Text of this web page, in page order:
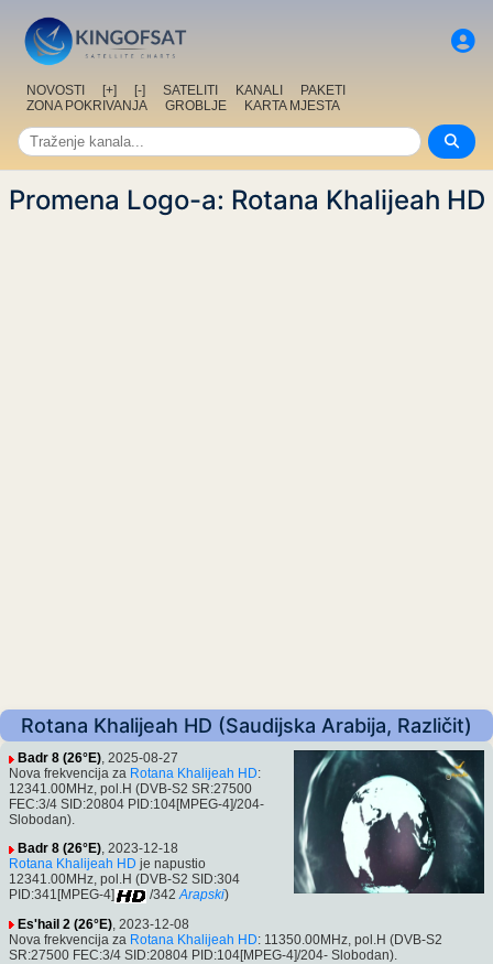
NOVOSTI [+] [-] SATELITI KANALI
PAKETI
ZONA POKRIVANJA
GROBLJE KARTA MJESTA
Promena Logo-a: Rotana Khalijeah HD
Rotana Khalijeah HD (Saudijska Arabija, Različit)
Badr 8 (26°E), 2025-08-27
Nova frekvencija za Rotana Khalijeah HD:
12341.00MHz, pol.H (DVB-S2 SR:27500
FEC:3/4 SID:20804 PID:104[MPEG-4]/204-
Slobodan).
Badr 8 (26°E), 2023-12-18
Rotana Khalijeah HD je napustio
12341.00MHz, pol.H (DVB-S2 SID:304
PID:341[MPEG-4]
/342 Arapski)
Es'hail 2 (26°E) , 2023-12-08
Nova frekvencija za Rotana Khalijeah HD: 11350.00MHz, pol.H (DVB-S2
SR:27500 FEC:3/4 SID:20804 PID:104[MPEG-4]/204- Slobodan).